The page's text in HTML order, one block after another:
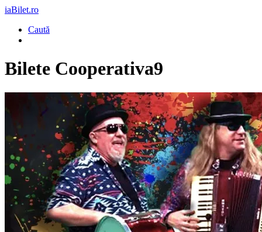
iaBilet.ro
Caută
Bilete Cooperativa9